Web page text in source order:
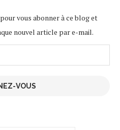
vous abonner à ce blog et
nouvel article par e-mail.
VOUS